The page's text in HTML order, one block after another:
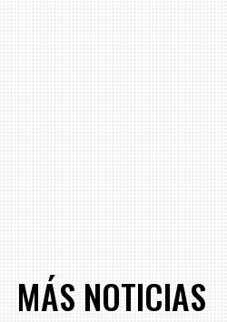
MÁS NOTICIAS